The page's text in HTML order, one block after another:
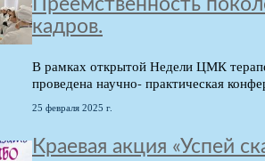
Преемственность
кадров.
В рамках открытой Недели ЦМК
проведена научно- практическая
25 февраля 2025 г.
Краевая акция «Успей